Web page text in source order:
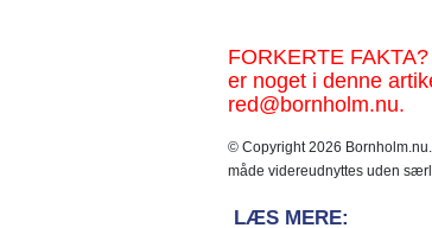
FORKERTE
er noget i denne
red@bornholm.nu.
© Copyright 2026
måde videreudnyttes uden